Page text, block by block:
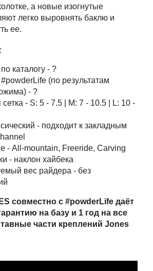
а новые изогнутые
легко выровнять баклю и
ее.
каталогу - ?
(по результатам
- ?
- S: 5 - 7.5 | M: 7 - 10.5 | L: 10 -
- подходит к закладным
- All-mountain, Freeride, Carving
- наклон хайбека
вес райдера - без
совместно с #powderLife даёт
на базу и 1 год на все
части креплений Jones